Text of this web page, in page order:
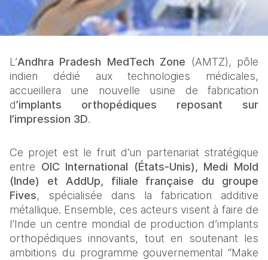
L’Andhra Pradesh MedTech Zone (AMTZ), pôle
indien dédié aux technologies médicales,
accueillera une nouvelle usine de fabrication
d’implants orthopédiques reposant sur
l’impression 3D.
Ce projet est le fruit d’un partenariat stratégique
entre OIC International (États-Unis), Medi Mold
(Inde) et AddUp, filiale française du groupe
Fives, spécialisée dans la fabrication additive
métallique. Ensemble, ces acteurs visent à faire de
l’Inde un centre mondial de production d’implants
orthopédiques innovants, tout en soutenant les
ambitions du programme gouvernemental “Make